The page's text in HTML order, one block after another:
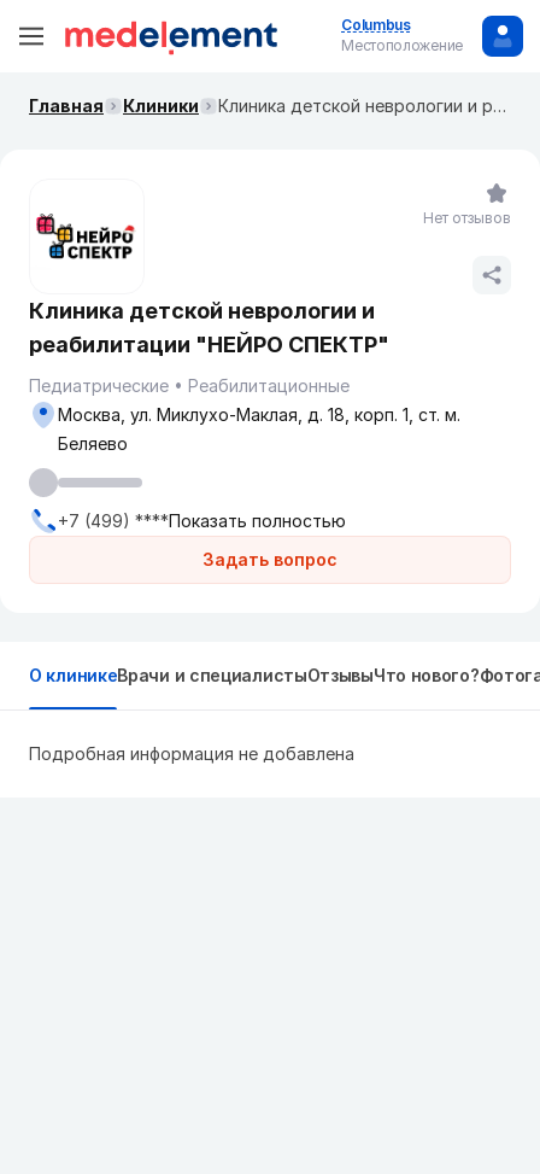
Columbus
Местоположение
Главная Клиники Клиника детской неврологии и реабилитации "НЕЙРО СПЕКТР"
Клиника детской неврологии и
реабилитации "НЕЙРО СПЕКТР"
Педиатрические Реабилитационные
Задать вопрос
Москва, ул. Миклухо-Маклая, д. 18, корп. 1, ст. м.
Беляево
+7 (499) ****Показать полностью
Нет отзывов
О клиникеВрачи и специалистыОтзывыЧто нового?
Подробная информация не добавлена